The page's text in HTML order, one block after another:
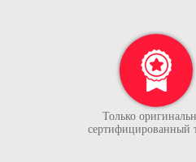
Только
сертифицированный